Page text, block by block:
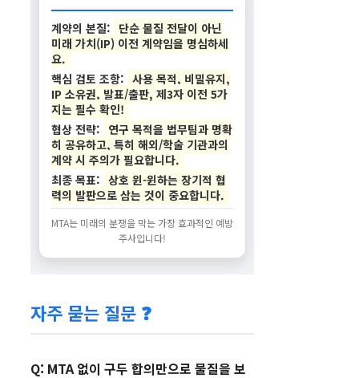
계약의 본질: 단순 물질 전달이 아닌
미래 가치(IP) 이전 계약임을 명심하세
요.
핵심 검토 조항: 사용 목적, 비밀유지,
IP 소유권, 발표/출판, 제3자 이전 5가
지는 필수 확인!
협상 전략: 연구 목적을 법무팀과 명확
히 공유하고, 특히 해외/학술 기관과의
계약 시 주의가 필요합니다.
최종 목표: 상호 윈-윈하는 장기적 협
력의 발판으로 삼는 것이 중요합니다.
MTA는 미래의 분쟁을 막는 가장 효과적인 예방
주사입니다!
자주 묻는 질문 ❓
Q: MTA 없이 구두 합의만으로 물질을 보